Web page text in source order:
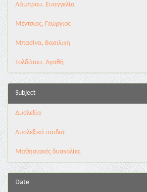
Λάμπρου, Ευαγγελία
Μέντσιος, Γεώργιος
Μπασίνα, Βασιλική
Σολδάτου, Αγαθή
Subject
Δυσλεξία
Δυσλεξικά παιδιά
Μαθησιακές δυσκολίες
Date